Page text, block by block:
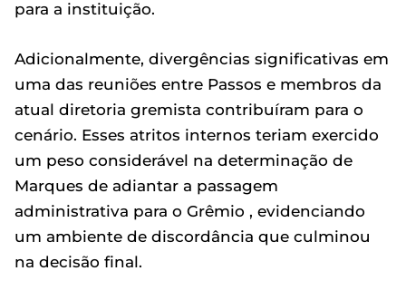
para a instituição.
Adicionalmente, divergências significativas em
uma das reuniões entre Passos e membros da
atual diretoria gremista contribuíram para o
cenário. Esses atritos internos teriam exercido
um peso considerável na determinação de
Marques de adiantar a passagem
administrativa para o Grêmio , evidenciando
um ambiente de discordância que culminou
na decisão final.